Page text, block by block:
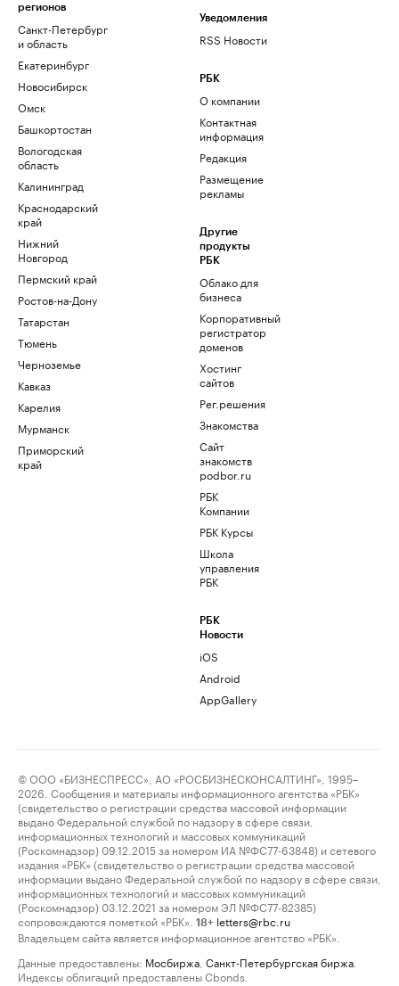
регионов
Санкт-Петербург
и область
Екатеринбург
Новосибирск
Омск
Башкортостан
Вологодская
область
Калининград
Краснодарский
край
Нижний
Новгород
Пермский край
Ростов-на-Дону
Татарстан
Тюмень
Черноземье
Кавказ
Карелия
Мурманск
Приморский
край
Уведомления
RSS Новости
РБК
О компании
Контактная
информация
Редакция
Размещение
рекламы
Другие
продукты
РБК
Облако для
бизнеса
Корпоративный
регистратор
доменов
Хостинг
сайтов
Рег.решения
Знакомства
Сайт
знакомств
podbor.ru
РБК
Компании
РБК Курсы
Школа
управления
РБК
РБК
Новости
iOS
Android
AppGallery
© ООО «БИЗНЕСПРЕСС», АО «РОСБИЗНЕСКОНСАЛТИНГ», 1995–
2026. Сообщения и материалы информационного агентства «РБК»
(свидетельство о регистрации средства массовой информации
выдано Федеральной службой по надзору в сфере связи,
информационных технологий и массовых коммуникаций
(Роскомнадзор) 09.12.2015 за номером ИА №ФС77-63848) и сетевого
издания «РБК» (свидетельство о регистрации средства массовой
информации выдано Федеральной службой по надзору в сфере связи,
информационных технологий и массовых коммуникаций
(Роскомнадзор) 03.12.2021 за номером ЭЛ №ФС77-82385)
сопровождаются пометкой «РБК».
18+ letters@rbc.ru
Владельцем сайта является информационное агентство «РБК».
Данные предоставлены: Мосбиржа Санкт-Петербургская биржа
Индексы облигаций предоставлены Cbonds.